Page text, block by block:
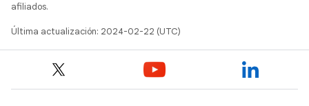
afiliados.
Última actualización: 2024-02-22 (UTC)